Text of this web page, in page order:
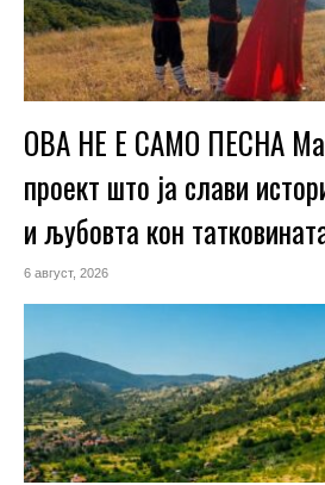
ОВА НЕ Е САМО ПЕСНА
проект што ја слави
и љубовта кон
6 август, 2026